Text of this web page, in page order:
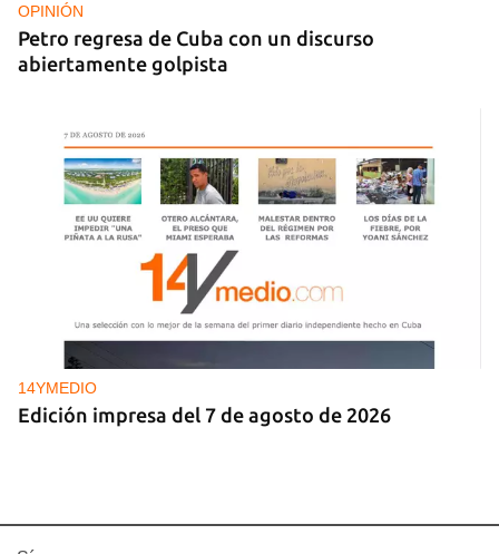
OPINIÓN
Petro regresa de Cuba con un discurso
abiertamente golpista
14YMEDIO
Edición impresa del 7 de agosto de 2026